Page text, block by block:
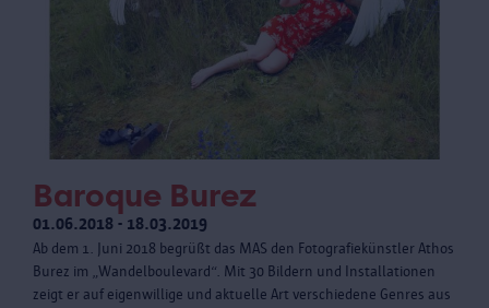
Baroque Burez
01.06.2018 - 18.03.2019
Ab dem 1. Juni 2018 begrüßt das MAS den Fotografiekünstler Athos
Burez im „Wandelboulevard“. Mit 30 Bildern und Installationen
zeigt er auf eigenwillige und aktuelle Art verschiedene Genres aus